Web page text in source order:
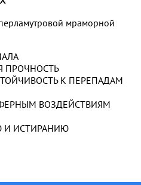
мраморной
ПРОЧНОСТЬ
К ПЕРЕПАДАМ
ВОЗДЕЙСТВИЯМ
И ИСТИРАНИЮ